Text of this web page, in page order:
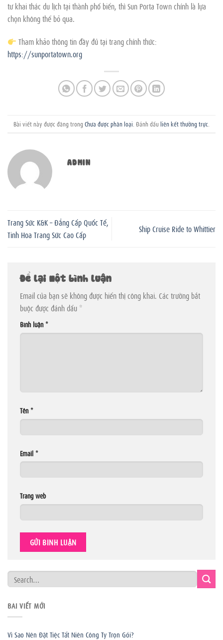
tư khai thác du lịch tại thành phố biển, thì Sun Porta Town chính là lựa
chọn không thể bỏ qua.
Tham khảo thông tin đầy đủ tại trang chính thức:
https://sunportatown.org
Bài viết này được đăng trong Chưa được phân loại . Đánh dấu liên kết thường trực
ADMIN
Trang Sức K&K – Đẳng Cấp Quốc Tế,
Tinh Hoa Trang Sức Cao Cấp
Ship Cruise Ride to Whittier
Để lại một bình luận
Email của bạn sẽ không được hiển thị công khai. Các trường bắt
buộc được đánh dấu *
Bình luận *
Tên *
Email *
Trang web
BÀI VIẾT MỚI
Vì Sao Nên Đặt Tiệc Tất Niên Công Ty Trọn Gói?